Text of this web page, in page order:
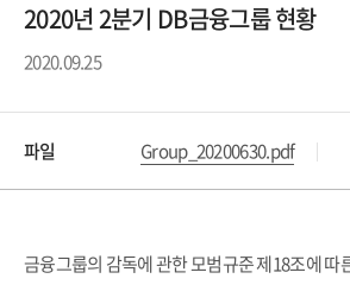
2020년 2분기 DB금융그룹 현황
2020.09.25
파일 Group_20200630.pdf
금융그룹의 감독에 관한 모범규준 제18조에